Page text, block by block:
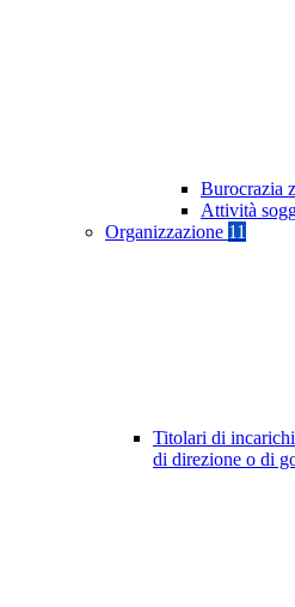
Burocrazia
Attività
Organizzazione 11
Titolari di
di direzione o di